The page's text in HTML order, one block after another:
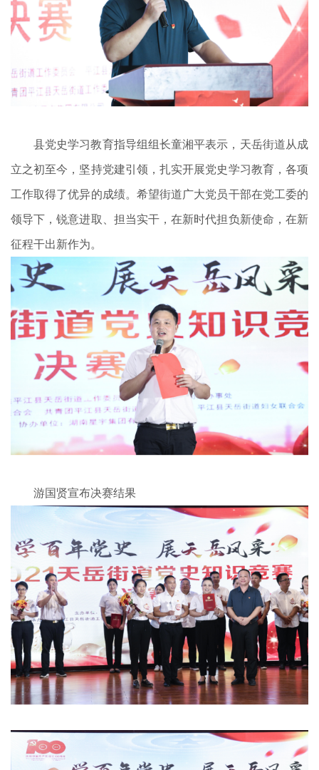
县党史学习教育指导组组长童湘平表示，天岳街道从成
立之初至今，坚持党建引领，扎实开展党史学习教育，各项
工作取得了优异的成绩。希望街道广大党员干部在党工委的
领导下，锐意进取、担当实干，在新时代担负新使命，在新
征程干出新作为。
游国贤宣布决赛结果